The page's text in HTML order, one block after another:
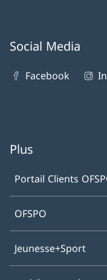
Social Media
Facebook
Plus
Portail Clients
OFSPO
Jeunesse+Sport